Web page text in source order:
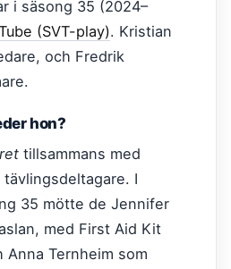
i säsong 35 (2024–
(SVT-play). Kristian
och Fredrik
hon?
tillsammans med
I
35 mötte de Jennifer
med First Aid Kit
Anna Ternheim som